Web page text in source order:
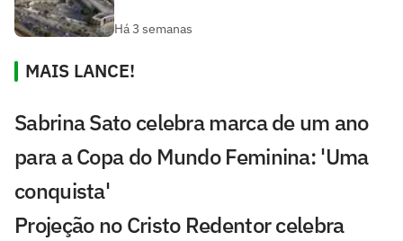
Há 3 semanas
MAIS LANCE!
Sabrina Sato celebra marca de um ano
para a Copa do Mundo Feminina: 'Uma
conquista'
Projeção no Cristo Redentor celebra